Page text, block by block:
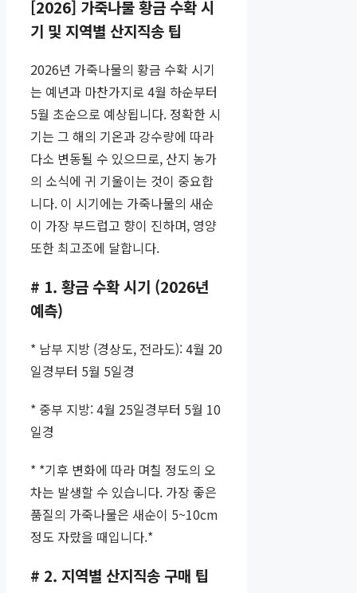
[2026] 가죽나물 황금 수확 시
기 및 지역별 산지직송 팁
2026년 가죽나물의 황금 수확 시기
는 예년과 마찬가지로 4월 하순부터
5월 초순으로 예상됩니다. 정확한 시
기는 그 해의 기온과 강수량에 따라
다소 변동될 수 있으므로, 산지 농가
의 소식에 귀 기울이는 것이 중요합
니다. 이 시기에는 가죽나물의 새순
이 가장 부드럽고 향이 진하며, 영양
또한 최고조에 달합니다.
# 1. 황금 수확 시기 (2026년
예측)
* 남부 지방 (경상도, 전라도): 4월 20
일경부터 5월 5일경
* 중부 지방: 4월 25일경부터 5월 10
일경
* *기후 변화에 따라 며칠 정도의 오
차는 발생할 수 있습니다. 가장 좋은
품질의 가죽나물은 새순이 5~10cm
정도 자랐을 때입니다.*
# 2. 지역별 산지직송 구매 팁